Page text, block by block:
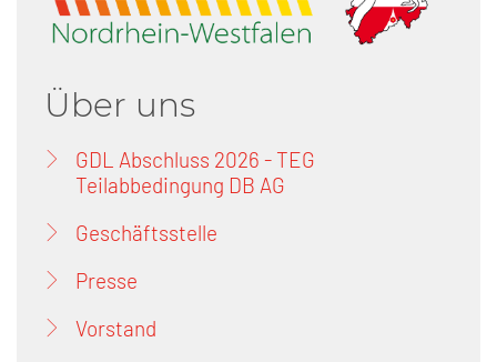
Über uns
GDL Abschluss 2026 - TEG
Teilabbedingung DB AG
Geschäftsstelle
Presse
Vorstand